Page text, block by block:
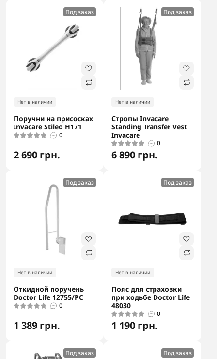
Под заказ
Нет в наличии
Поручни на присосках
Invacare Stileo H171
0
2 690 грн.
Под заказ
Нет в наличии
Стропы Invacare
Standing Transfer Vest
Invacare
0
6 890 грн.
Под заказ
Нет в наличии
Откидной поручень
Doctor Life 12755/PC
0
1 389 грн.
Под заказ
Нет в наличии
Пояс для страховки
при ходьбе Doctor Life
48030
0
1 190 грн.
Под заказ Под заказ